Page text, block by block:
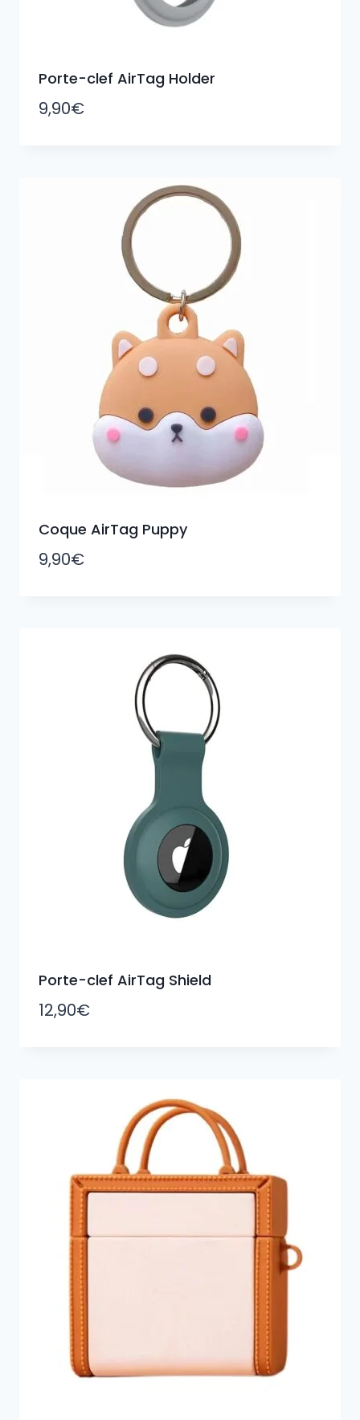
Porte-clef AirTag Holder
9,90€
Coque AirTag Puppy
9,90€
Porte-clef AirTag Shield
12,90€